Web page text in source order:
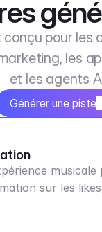
pour les
les
et les agents
Générer une piste
musicale
sur les